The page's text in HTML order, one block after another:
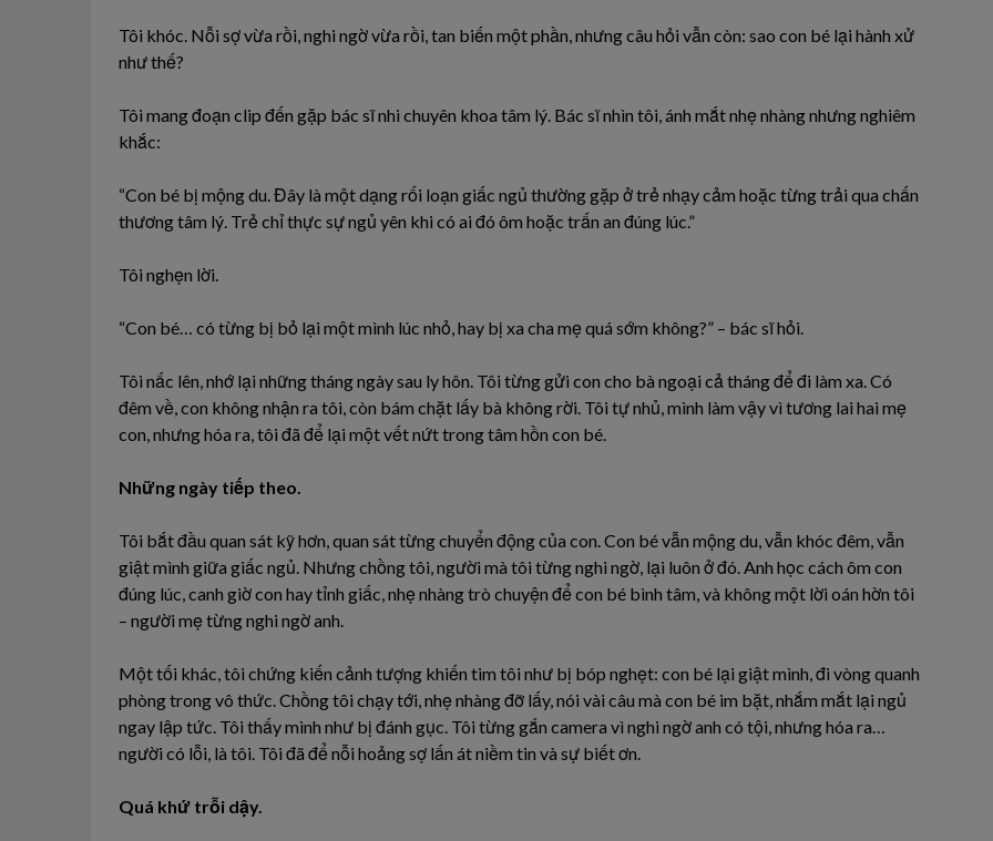
Tôi khóc. Nỗi sợ vừa rồi, nghi ngờ vừa rồi, tan biến một phần, nhưng câu hỏi vẫn còn: sao con bé lại hành xử
như thế?
Tôi mang đoạn clip đến gặp bác sĩ nhi chuyên khoa tâm lý. Bác sĩ nhìn tôi, ánh mắt nhẹ nhàng nhưng nghiêm
khắc:
“Con bé bị mộng du. Đây là một dạng rối loạn giấc ngủ thường gặp ở trẻ nhạy cảm hoặc từng trải qua chấn
thương tâm lý. Trẻ chỉ thực sự ngủ yên khi có ai đó ôm hoặc trấn an đúng lúc.”
Tôi nghẹn lời.
“Con bé… có từng bị bỏ lại một mình lúc nhỏ, hay bị xa cha mẹ quá sớm không?” – bác sĩ hỏi.
Tôi nấc lên, nhớ lại những tháng ngày sau ly hôn. Tôi từng gửi con cho bà ngoại cả tháng để đi làm xa. Có
đêm về, con không nhận ra tôi, còn bám chặt lấy bà không rời. Tôi tự nhủ, mình làm vậy vì tương lai hai mẹ
con, nhưng hóa ra, tôi đã để lại một vết nứt trong tâm hồn con bé.
Những ngày tiếp theo.
Tôi bắt đầu quan sát kỹ hơn, quan sát từng chuyển động của con. Con bé vẫn mộng du, vẫn khóc đêm, vẫn
giật mình giữa giấc ngủ. Nhưng chồng tôi, người mà tôi từng nghi ngờ, lại luôn ở đó. Anh học cách ôm con
đúng lúc, canh giờ con hay tỉnh giấc, nhẹ nhàng trò chuyện để con bé bình tâm, và không một lời oán hờn tôi
– người mẹ từng nghi ngờ anh.
Một tối khác, tôi chứng kiến cảnh tượng khiến tim tôi như bị bóp nghẹt: con bé lại giật mình, đi vòng quanh
phòng trong vô thức. Chồng tôi chạy tới, nhẹ nhàng đỡ lấy, nói vài câu mà con bé im bặt, nhắm mắt lại ngủ
ngay lập tức. Tôi thấy mình như bị đánh gục. Tôi từng gắn camera vì nghi ngờ anh có tội, nhưng hóa ra…
người có lỗi, là tôi. Tôi đã để nỗi hoảng sợ lấn át niềm tin và sự biết ơn.
Quá khứ trỗi dậy.